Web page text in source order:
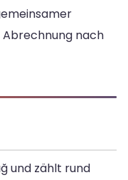
nach
und zählt rund